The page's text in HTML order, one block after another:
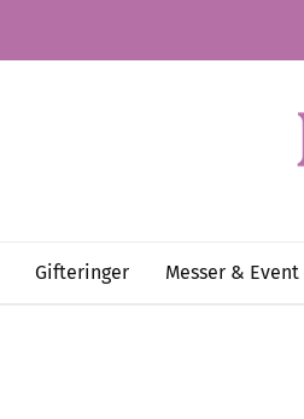
Gifteringer Messer & Event